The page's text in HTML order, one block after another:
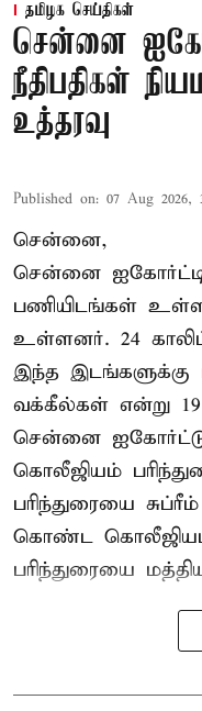
தமிழக செய்திகள்
சென்னை
நீதிபதிகள்
உத்தரவு
Published on: 07 Aug 2026,
சென்னை,
சென்னை
பணியிடங்கள்
உள்ளனர். 24
இந்த இடங்களுக்கு
வக்கீல்கள் என்று
சென்னை
கொலீஜியம்
பரிந்துரையை
கொண்ட
பரிந்துரையை